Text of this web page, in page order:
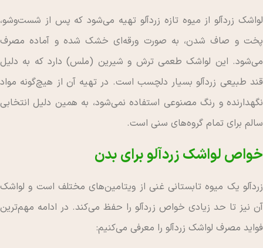
لواشک زردآلو از میوه تازه زردآلو تهیه می‌شود که پس از شست‌وشو،
پخت و صاف شدن، به صورت ورقه‌ای خشک شده و آماده مصرف
می‌شود. این لواشک طعمی ترش و شیرین (ملس) دارد که به دلیل
قند طبیعی زردآلو بسیار دلچسب است. در تهیه آن از هیچ‌گونه مواد
نگهدارنده و رنگ مصنوعی استفاده نمی‌شود، به همین دلیل انتخابی
سالم برای تمام گروه‌های سنی است.
خواص لواشک زردآلو برای بدن
زردآلو یک میوه تابستانی غنی از ویتامین‌های مختلف است و لواشک
آن نیز تا حد زیادی خواص زردآلو را حفظ می‌کند. در ادامه مهم‌ترین
فواید مصرف لواشک زردآلو را معرفی می‌کنیم: